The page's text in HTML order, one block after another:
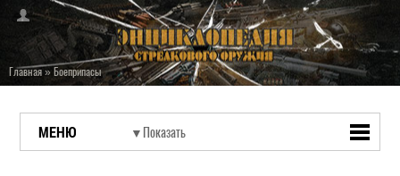
Главная»Боеприпасы
МЕНЮ